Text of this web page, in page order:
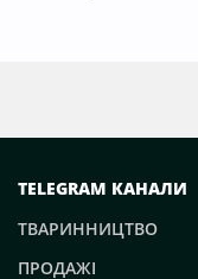
TELEGRAM КАНАЛИ
ТВАРИННИЦТВО
ПРОДАЖІ